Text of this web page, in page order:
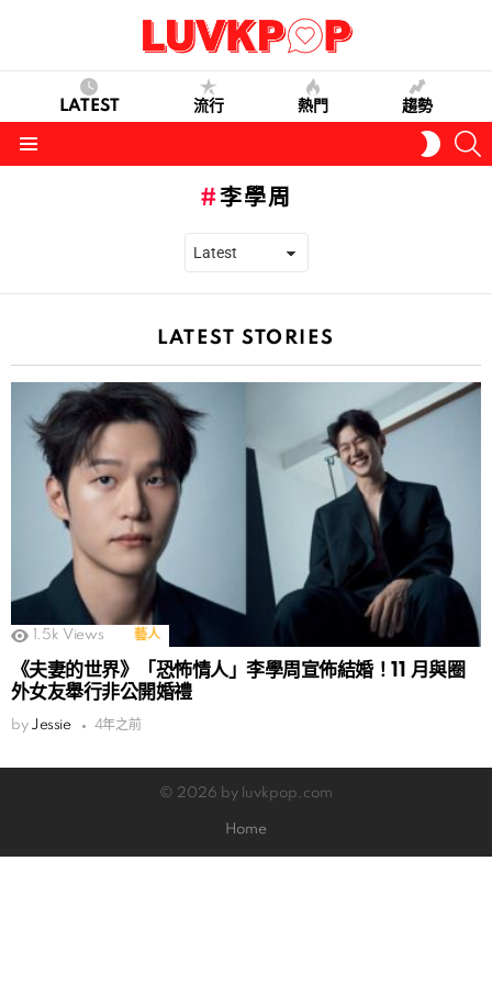
LATEST 流行 熱門 趨勢
SKIN
李學周
LATEST STORIES
1.5k Views 藝人
《夫妻的世界》「恐怖情人」李學周宣佈結婚！11 月與圈
外女友舉行非公開婚禮
by Jessie 4年之前
© 2026 by luvkpop.com
Home